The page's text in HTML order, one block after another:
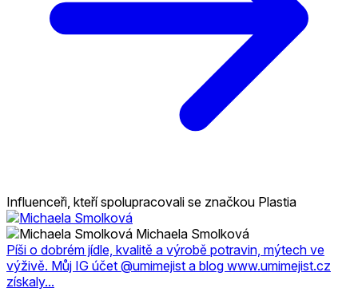
Influenceři, kteří spolupracovali se značkou Plastia
Michaela Smolková
Píši o dobrém jídle, kvalitě a výrobě potravin, mýtech ve
výživě. Můj IG účet @umimejist a blog www.umimejist.cz
získaly...